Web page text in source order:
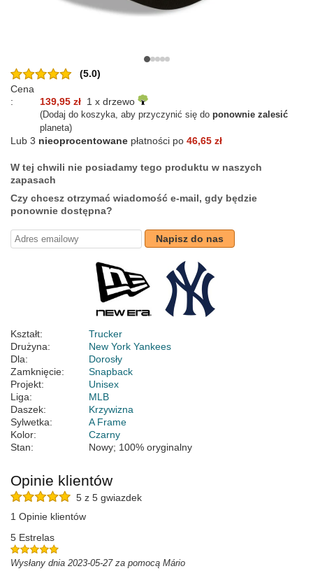
(5.0)
Cena
:
139,95 zł 1 x drzewo
(Dodaj do koszyka, aby przyczynić się do ponownie zalesić
planeta)
Lub 3 nieoprocentowane płatności po 46,65 zł
W tej chwili nie posiadamy tego produktu w naszych
zapasach
Czy chcesz otrzymać wiadomość e-mail, gdy będzie
ponownie dostępna?
Napisz do nas
Kształt:
Trucker
Drużyna:
New York Yankees
Dla:
Dorosły
Zamknięcie:
Snapback
Projekt:
Unisex
Liga:
MLB
Daszek:
Krzywizna
Sylwetka:
A Frame
Kolor:
Czarny
Stan:
Nowy; 100% oryginalny
Opinie klientów
5 z 5 gwiazdek
1 Opinie klientów
5 Estrelas
Wysłany dnia 2023-05-27 za pomocą Mário